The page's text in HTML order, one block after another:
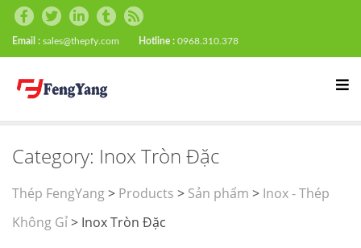
Email : sales@thepfy.com Hotline : 0968.310.378
Category: Inox Tròn Đặc
Thép FengYang> Products > Sản phẩm > Inox - Thép
Không Gỉ> Inox Tròn Đặc